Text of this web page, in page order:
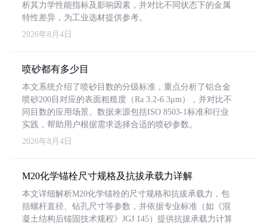
析其力学性能指标及影响因素，并对比不同状态下的金属
特性差异，为工业选材提供参考。
2026年8月4日
喷砂都有多少目
本文系统介绍了喷砂目数的分级标准，重点分析了铝合金
喷砂200目对应的表面粗糙度（Ra 3.2-6.3μm），并对比不
同目数的应用场景。数据来源包括ISO 8503-1标准和行业
实践，帮助用户根据需求选择合适的喷砂参数。
2026年8月4日
M20化学锚栓尺寸规格及抗拔承载力详解
本文详细解析M20化学锚栓的尺寸规格和抗拔承载力，包
括螺杆直径、钻孔尺寸等参数，并依据专业标准（如《混
凝土结构后锚固技术规程》JGJ 145）提供抗拔承载力计算